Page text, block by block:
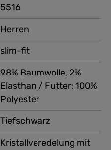
5516
Herren
Tiefschwarz
Kristallveredelung mit
slim-fit
98% Baumwolle, 2%
Elasthan / Futter: 100%
Polyester